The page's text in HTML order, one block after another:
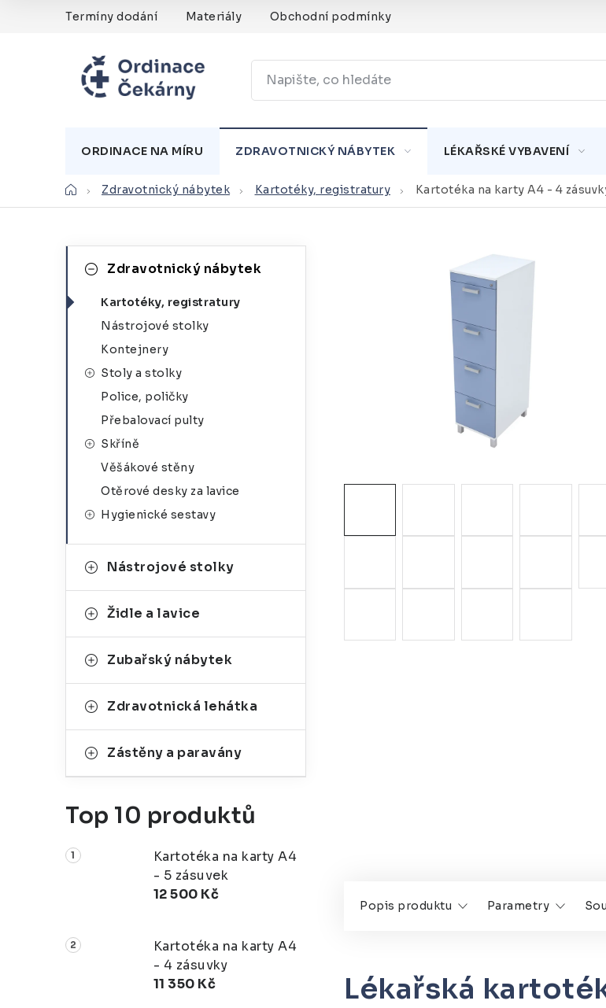
Termíny dodání Materiály Obchodní podmínky
ORDINACE NA MÍRU ZDRAVOTNICKÝ NÁBYTEK LÉKAŘSKÉ VYBAVENÍ
DomůZdravotnický nábytek Kartotéky, registratury Kartotéka na karty A4 - 4
o
n
kategorie
t
Zdravotnický nábytek
Kartotéky, registratury
Nástrojové stolky
Kontejnery
Stoly a stolky
Police, poličky
Přebalovací pulty
Skříně
Věšákové stěny
Otěrové desky za lavice
Hygienické sestavy
Nástrojové stolky
Židle a lavice
Zubařský nábytek
Zdravotnická lehátka
Zástěny a paravány
Top 10 produktů
Kartotéka na karty A4
- 5 zásuvek
12 500 Kč
Kartotéka na karty A4
- 4 zásuvky
11 350 Kč
Popis produktu Parametry
Lékařská